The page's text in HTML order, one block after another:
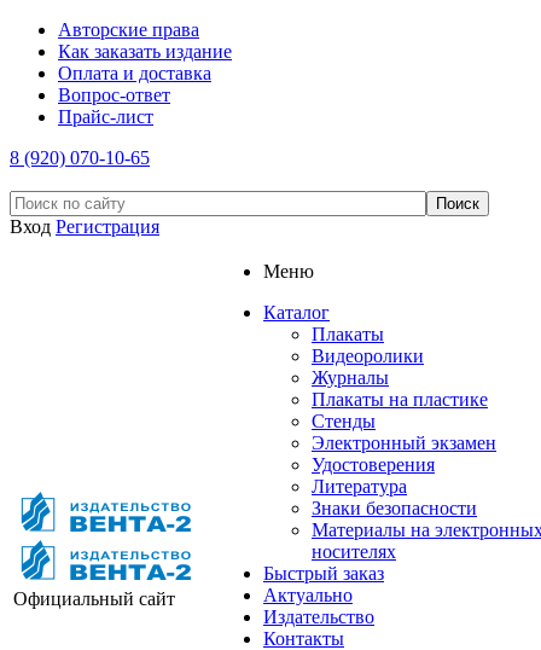
Авторские права
Как заказать издание
Оплата и доставка
Вопрос-ответ
Прайс-лист
8 (920) 070-10-65
Вход Регистрация
Официальный сайт
Меню
Каталог
Плакаты
Видеоролики
Журналы
Плакаты на пластике
Стенды
Электронный экзамен
Удостоверения
Литература
Знаки безопасности
Материалы на
носителях
Быстрый заказ
Актуально
Издательство
Контакты